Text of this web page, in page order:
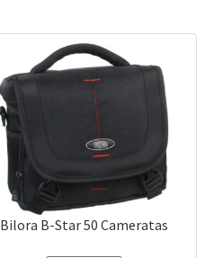
Bilora B-Star 50 Cameratas